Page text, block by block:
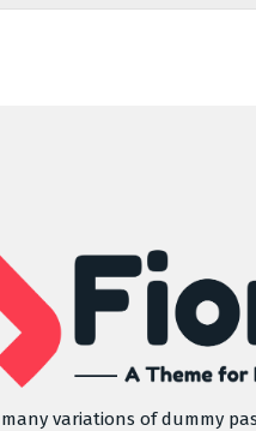
variations of dummy